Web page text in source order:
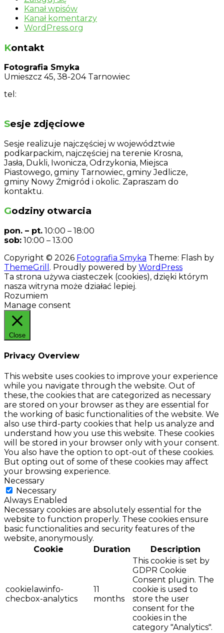
Kanał wpisów
Kanał komentarzy
WordPress.org
Kontakt
Fotografia Smyka
Umieszcz 45, 38-204 Tarnowiec
tel:
Sesje zdjęciowe
Sesje realizuje najczęściej w województwie
podkarpackim, najczęściej na terenie Krosna,
Jasła, Dukli, Iwonicza, Odrzykonia, Miejsca
Piastowego, gminy Tarnowiec, gminy Jedlicze,
gminy Nowy Żmigród i okolic. Zapraszam do
kontaktu.
Godziny otwarcia
pon. – pt. 10:00 – 18:00
sob: 10:00 – 13:00
Copyright © 2026 Fotografia Smyka Theme: Flash by
ThemeGrill . Proudly powered by WordPress
Ta strona używa ciasteczek (cookies), dzięki którym
nasza witryna może działać lepiej.
Rozumiem
Manage consent
Close
Privacy Overview
This website uses cookies to improve your experience
while you navigate through the website. Out of
these, the cookies that are categorized as necessary
are stored on your browser as they are essential for
the working of basic functionalities of the website. We
also use third-party cookies that help us analyze and
understand how you use this website. These cookies
will be stored in your browser only with your consent.
You also have the option to opt-out of these cookies.
But opting out of some of these cookies may affect
your browsing experience.
Necessary
Necessary
Always Enabled
Necessary cookies are absolutely essential for the
website to function properly. These cookies ensure
basic functionalities and security features of the
website, anonymously.
Cookie
Duration Description
cookielawinfo-
checbox-analytics
11
months
This cookie is set by
GDPR Cookie
Consent plugin. The
cookie is used to
store the user
consent for the
cookies in the
category "Analytics".